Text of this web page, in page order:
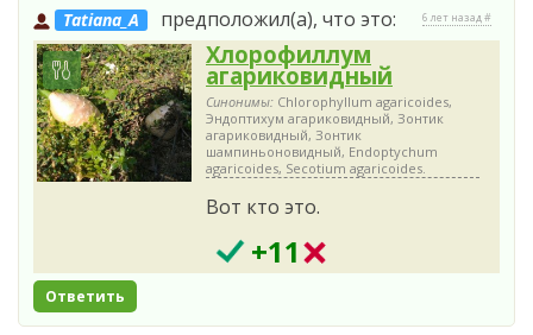
Tatiana_A предположил(а), что это: 6 лет назад #
Хлорофиллум
агариковидный
Синонимы: Chlorophyllum agaricoides,
Эндоптихум агариковидный, Зонтик
агариковидный, Зонтик
шампиньоновидный, Endoptychum
agaricoides, Secotium agaricoides.
Вот кто это.
+11
Ответить